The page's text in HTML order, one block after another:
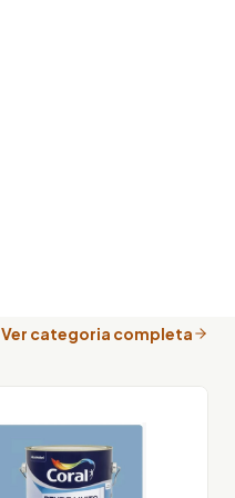
Ver categoria completa